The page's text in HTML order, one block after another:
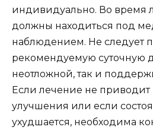
индивидуально. Во время
должны находиться под
наблюдением. Не следует
рекомендуемую суточную
неотложной, так и
Если лечение не приводит
улучшения или если
ухудшается, необходима